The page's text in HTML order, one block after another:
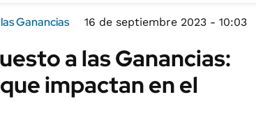
REPORT
MÉXICO
MUNDO
INFORMACIÓN
Ganancias 16 de septiembre 2023 - 10:03
a las Ganancias:
impactan en el